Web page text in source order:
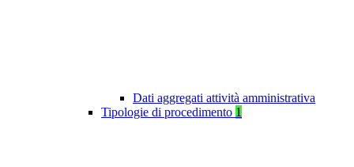
Dati aggregati attività amministrativa
Tipologie di procedimento 1